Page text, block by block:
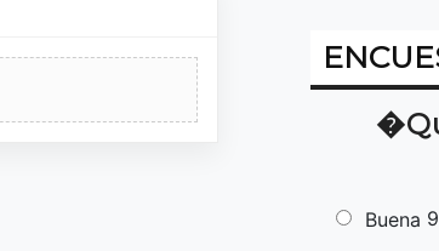
Buena